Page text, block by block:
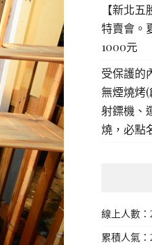
【新北
特賣會。
1000元
受保護的
無煙燒烤(
射鏢機、
燒，必點
線上人數：
累積人氣：